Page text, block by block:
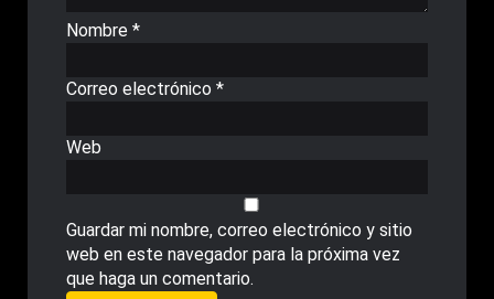
Nombre *
Correo electrónico *
Web
Guardar mi nombre, correo electrónico y sitio
web en este navegador para la próxima vez
que haga un comentario.